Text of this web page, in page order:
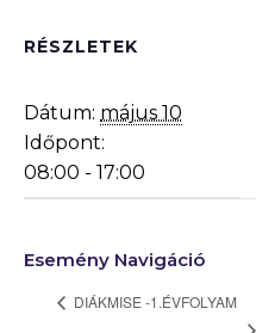
RÉSZLETEK
Dátum: május 10
Időpont:
08:00 - 17:00
Esemény Navigáció
DIÁKMISE -1.ÉVFOLYAM